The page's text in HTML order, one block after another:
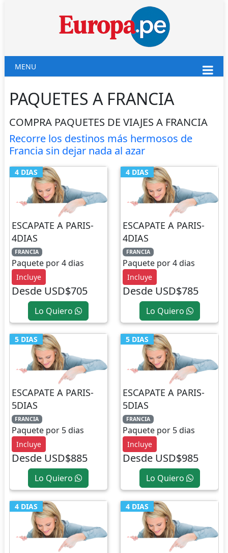
MENU
PAQUETES A FRANCIA
COMPRA PAQUETES DE VIAJES A FRANCIA
Recorre los destinos más hermosos de
Francia sin dejar nada al azar
4 DIAS
ESCAPATE A PARIS-
4DIAS
FRANCIA
Paquete por 4 dias
Incluye
Desde USD$705
Lo Quiero
4 DIAS
ESCAPATE A PARIS-
4DIAS
FRANCIA
Paquete por 4 dias
Incluye
Desde USD$785
Lo Quiero
5 DIAS
ESCAPATE A PARIS-
5DIAS
FRANCIA
Paquete por 5 dias
Incluye
Desde USD$885
Lo Quiero
5 DIAS
ESCAPATE A PARIS-
5DIAS
FRANCIA
Paquete por 5 dias
Incluye
Desde USD$985
Lo Quiero
4 DIAS 4 DIAS